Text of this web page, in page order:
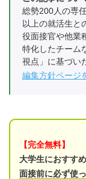
総勢200人の専
以上の就活生と
役面接官や他業
特化したチーム
視点」に基づい
編集方針ページ
【完全無料】
大学生におすすめ
面接前に必ず使